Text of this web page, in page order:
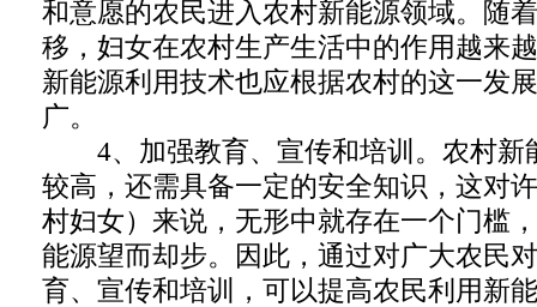
和意愿的农民进入农村新能源领域。随
移，妇女在农村生产生活中的作用越来
新能源利用技术也应根据农村的这一发
广。
4、加强教育、宣传和培训。农村新
较高，还需具备一定的安全知识，这对
村妇女）来说，无形中就存在一个门槛
能源望而却步。因此，通过对广大农民
育、宣传和培训，可以提高农民利用新